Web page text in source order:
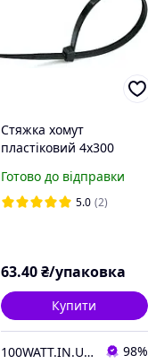
Стяжка хомут
пластіковий 4х300
Готово до відправки
5.0 (2)
63.40 ₴/упаковка
Купити
100WATT.IN.UA ІНТЕРНЕТ-МАГАЗИН 98%